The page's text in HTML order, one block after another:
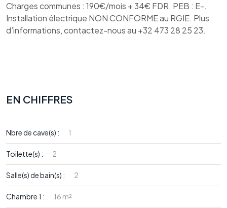
Charges communes : 190€/mois + 34€ FDR. PEB : E-.
Installation électrique NON CONFORME au RGIE. Plus
d’informations, contactez-nous au +32 473 28 25 23.
EN CHIFFRES
Nbre de cave(s) : 1
Toilette(s) : 2
Salle(s) de bain(s) : 2
Chambre 1 : 16 m²